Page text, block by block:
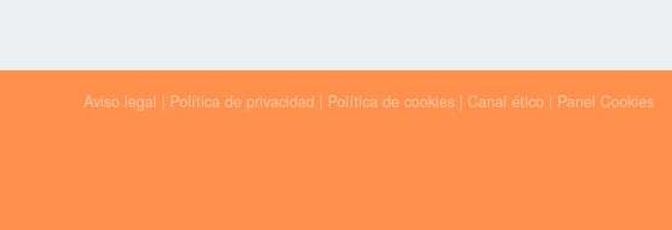
Aviso legal | Política de privacidad | Política de cookies | Canal ético | Panel Cookies